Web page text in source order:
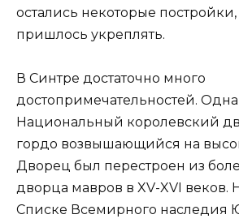
остались некоторые
пришлось укреплять.
В Синтре достаточно много
достопримечательностей.
Национальный королевский
гордо возвышающийся на
Дворец был перестроен из
дворца мавров в XV-XVI веков.
Списке Всемирного наследия